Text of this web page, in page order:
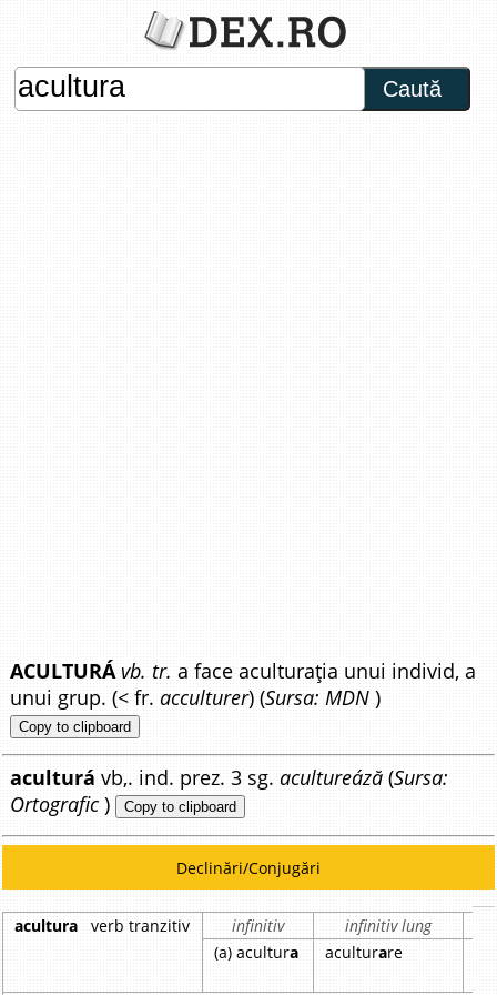
Caută
ACULTURÁ vb. tr. a face aculturația unui individ, a
unui grup. (< fr.acculturer) (Sursa: MDN )
Copy to clipboard
aculturávb,. ind. prez. 3 sg.acultureáză (Sursa:
Ortografic ) Copy to clipboard
Declinări/Conjugări
acultura verb tranzitiv infinitiv infinitiv lung
(a) acultura aculturare